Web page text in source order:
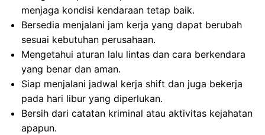
menjaga kondisi kendaraan tetap baik.
Bersedia menjalani jam kerja yang dapat berubah
sesuai kebutuhan perusahaan.
Mengetahui aturan lalu lintas dan cara berkendara
yang benar dan aman.
Siap menjalani jadwal kerja shift dan juga bekerja
pada hari libur yang diperlukan.
Bersih dari catatan kriminal atau aktivitas kejahatan
apapun.